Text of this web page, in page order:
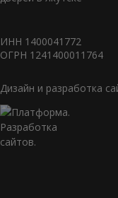
ИНН 1400041772
ОГРН 1241400011764
Дизайн и разработка